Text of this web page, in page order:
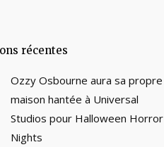
récentes
Ozzy Osbourne aura sa propre
maison hantée à Universal
Studios pour Halloween Horror
Nights